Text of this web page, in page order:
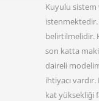
Kuyulu
belirtilmelidir.
son katta
daireli
ihtiyacı
kat yüksekliği